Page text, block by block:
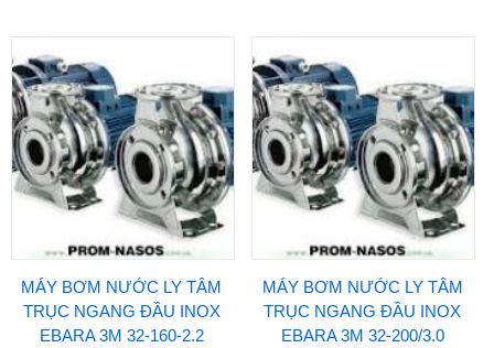
MÁY BƠM NƯỚC LY TÂM
TRỤC NGANG ĐẦU INOX
EBARA 3M 32-160-2.2
MÁY BƠM NƯỚC LY TÂM
TRỤC NGANG ĐẦU INOX
EBARA 3M 32-200/3.0